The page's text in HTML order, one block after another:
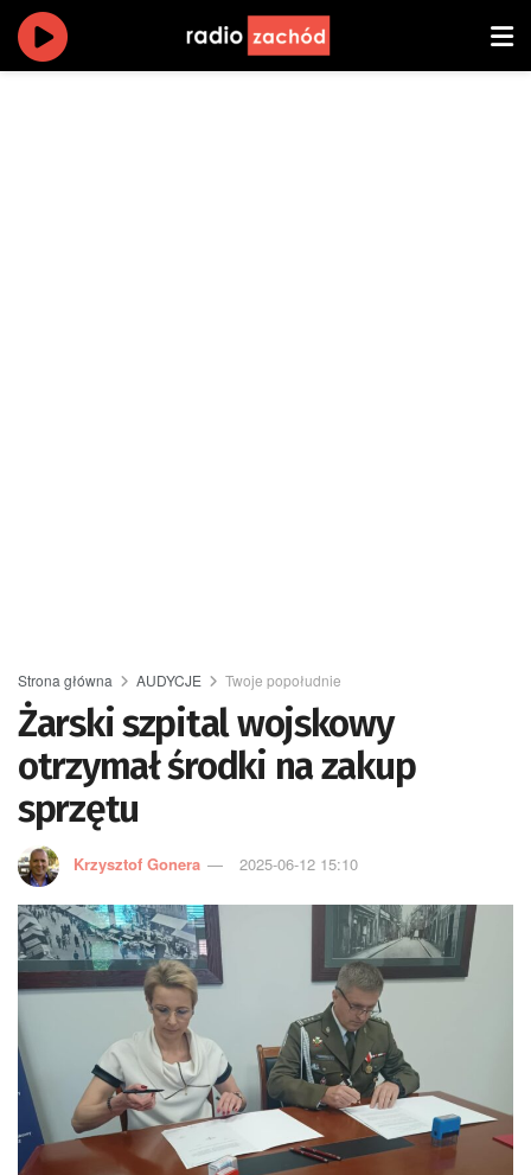
Strona główna AUDYCJE Twoje popołudnie
Żarski szpital wojskowy
otrzymał środki na zakup
sprzętu
Krzysztof Gonera 2025-06-12 15:10